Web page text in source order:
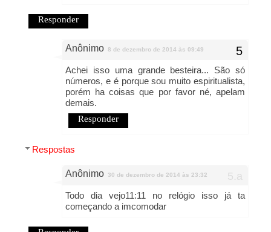
Responder
Anônimo 8 de dezembro de 2014 às 09:49
Achei isso uma grande besteira... São só
números, e é porque sou muito espiritualista,
porém ha coisas que por favor né, apelam
demais.
Responder
Respostas
Anônimo 30 de dezembro de 2014 às 23:32
Todo dia vejo11:11 no relógio isso já ta
começando a imcomodar